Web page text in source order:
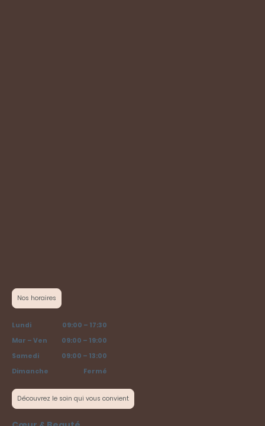
Nos horaires
Lundi 09:00 – 17:30
Mar – Ven 09:00 – 19:00
Samedi
09:00 – 13:00
Dimanche
Fermé
Découvrez le soin qui vous convient